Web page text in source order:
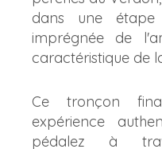
dans une étape
imprégnée de
caractéristique de
Ce tronçon
expérience
pédalez à